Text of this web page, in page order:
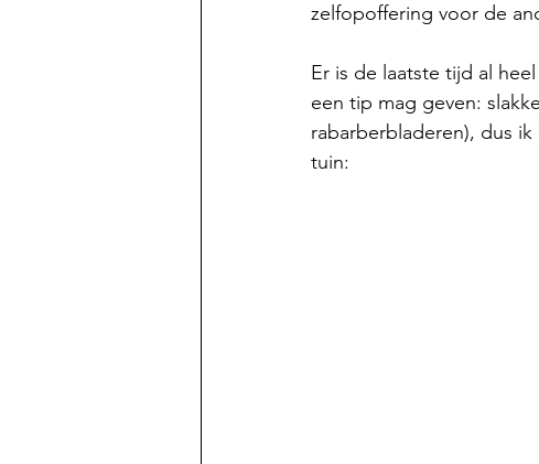
zelfopoffering voor de
Er is de laatste tijd al
een tip mag geven:
rabarberbladeren), dus
tuin: